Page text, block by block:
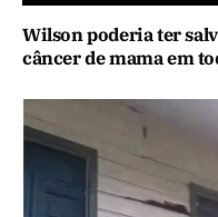
Wilson poderia ter
câncer de mama em